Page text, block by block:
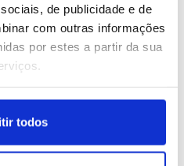
de publicidade e de
com outras informações
por estes a partir da sua
todos
covid-19 nos EUA recusa
responder perante
Senado
ID: 47537504